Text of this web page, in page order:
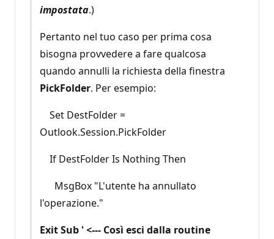
impostata.)
Pertanto nel tuo caso per prima cosa
bisogna provvedere a fare qualcosa
quando annulli la richiesta della finestra
PickFolder. Per esempio:
Set DestFolder =
Outlook.Session.PickFolder
If DestFolder Is Nothing Then
MsgBox "L'utente ha annullato
l'operazione."
Exit Sub ' <--- Così esci dalla routine